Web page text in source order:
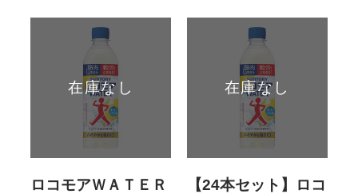
在庫なし
ロコモアＷＡＴＥＲ
在庫なし
【24本セット】ロコ